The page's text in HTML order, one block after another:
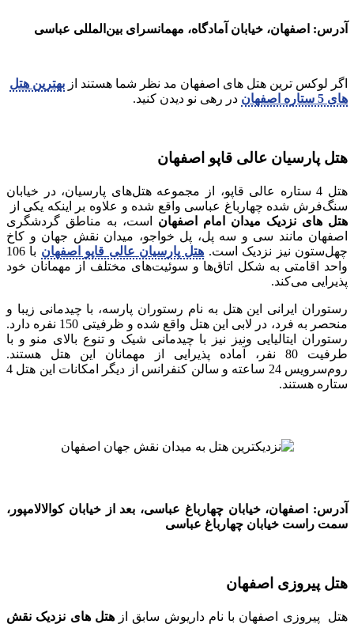
آدرس: اصفهان، خیابان آمادگاه، مهمانسرای بین‌المللی عباسی
اگر لوکس ترین هتل های اصفهان مد نظر شما هستند از بهترین هتل
های 5 ستاره اصفهان
در رهی نو دیدن کنید.
هتل پارسیان عالی قاپو اصفهان
هتل 4 ستاره عالی قاپو، از مجموعه هتل‌های پارسیان، در خیابان
سنگ‌فرش شده چهارباغ عباسی واقع شده و علاوه بر اینکه یکی از
هتل های نزدیک میدان امام اصفهان است، به مناطق گردشگری
اصفهان مانند سی و سه پل، پل خواجو، میدان نقش جهان و کاخ
چهل‌ستون نیز نزدیک است. هتل پارسیان عالی قاپو اصفهان
با 106
واحد اقامتی به شکل‌ اتاق‌ها و سوئیت‌های مختلف از مهمانان خود
پذیرایی می‌کند.
رستوران‌ ایرانی این هتل به نام رستوران پارسه، با چیدمانی زیبا و
منحصر به فرد، در لابی این هتل واقع شده و ظرفیتی 150 نفره دارد.
رستوران ایتالیایی ونیز نیز با چیدمانی شیک و تنوع بالای منو و با
طرفیت 80 نفر، آماده پذیرایی از مهمانان این هتل هستند.
روم‌سرویس 24 ساعته و سالن کنفرانس از دیگر امکانات این هتل 4
ستاره هستند.
آدرس: اصفهان، خیابان چهارباغ عباسی، بعد از خیابان کوالالامپور،
سمت راست خیابان چهارباغ عباسی
هتل پیروزی اصفهان
هتل پیروزی اصفهان با نام داریوش سابق ازهتل های نزدیک نقش